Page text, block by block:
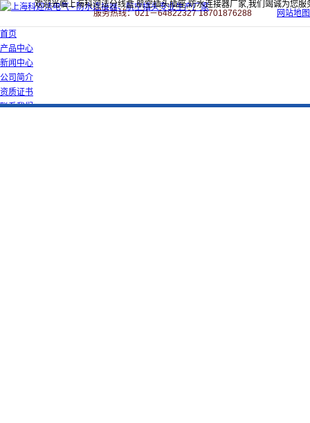
欢迎光临上海科迎法分线盒,航空插头插座,防水连接器厂家,我们竭诚为您服
服务热线：021－64822327 18701876288
网站地图
首页
产品中心
新闻中心
公司简介
资质证书
联系我们